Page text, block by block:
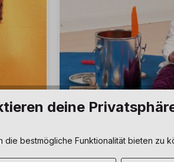
Entdeckendes und
Lernen
deine
bestmögliche Funktionalität bieten zu